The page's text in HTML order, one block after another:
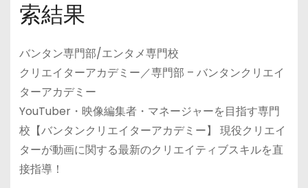
索結果
バンタン専門部/エンタメ専門校
クリエイターアカデミー／専門部 – バンタンクリエイ
ターアカデミー
YouTuber・映像編集者・マネージャーを目指す専門
校【バンタンクリエイターアカデミー】 現役クリエイ
ターが動画に関する最新のクリエイティブスキルを直
接指導！